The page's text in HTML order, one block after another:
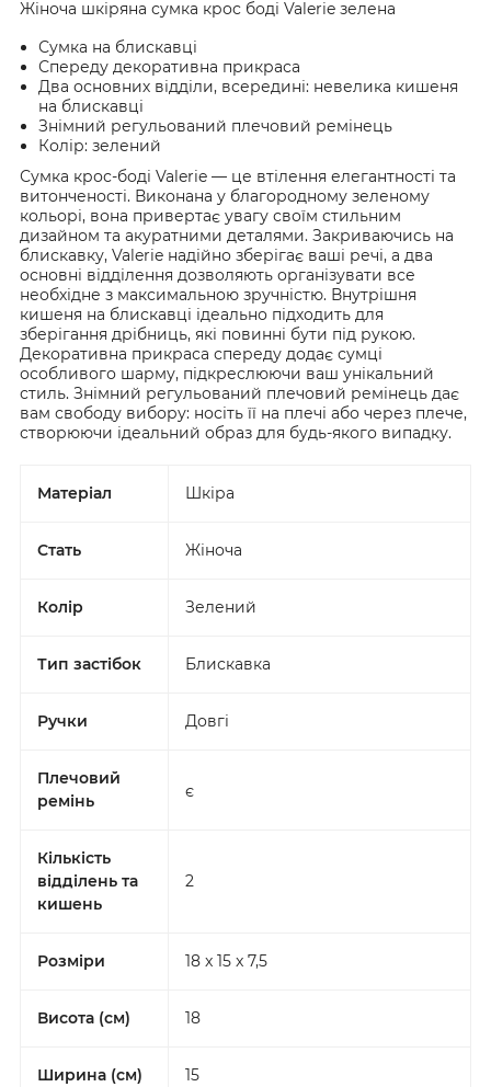
Жіноча шкіряна сумка крос боді Valerie зелена
Сумка на блискавці
Спереду декоративна прикраса
Два основних відділи, всередині: невелика кишеня
на блискавці
Знімний регульований плечовий ремінець
Колір: зелений
Сумка крос-боді Valerie — це втілення елегантності та
витонченості. Виконана у благородному зеленому
кольорі, вона привертає увагу своїм стильним
дизайном та акуратними деталями. Закриваючись на
блискавку, Valerie надійно зберігає ваші речі, а два
основні відділення дозволяють організувати все
необхідне з максимальною зручністю. Внутрішня
кишеня на блискавці ідеально підходить для
зберігання дрібниць, які повинні бути під рукою.
Декоративна прикраса спереду додає сумці
особливого шарму, підкреслюючи ваш унікальний
стиль. Знімний регульований плечовий ремінець дає
вам свободу вибору: носіть її на плечі або через плече,
створюючи ідеальний образ для будь-якого випадку.
Матеріал Шкіра
Стать Жіноча
Колір Зелений
Тип застібок Блискавка
Ручки Довгі
Плечовий
ремінь
є
Кількість
відділень та
кишень
2
Розміри 18 x 15 x 7,5
Висота (см) 18
Ширина (см) 15